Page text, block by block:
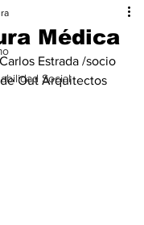
Social
Médica
Estrada /socio
Out Arquitectos